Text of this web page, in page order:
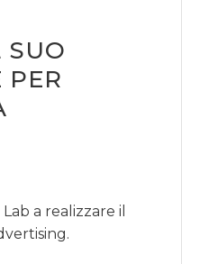
SUO
a realizzare il